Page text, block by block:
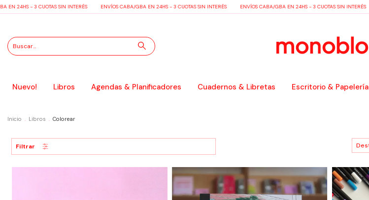
EN 24HS - 3 CUOTAS SIN INTERÉS ENVÍOS CABA/GBA EN 24HS - 3 CUOTAS SIN INTERÉS ENVÍOS CABA/GBA EN 24HS - 3 CUOTAS SIN INTERÉS
Nuevo! Libros Agendas & Planificadores Cuadernos & Libretas Escritorio & Papelería
Inicio . Libros . Colorear
Filtrar